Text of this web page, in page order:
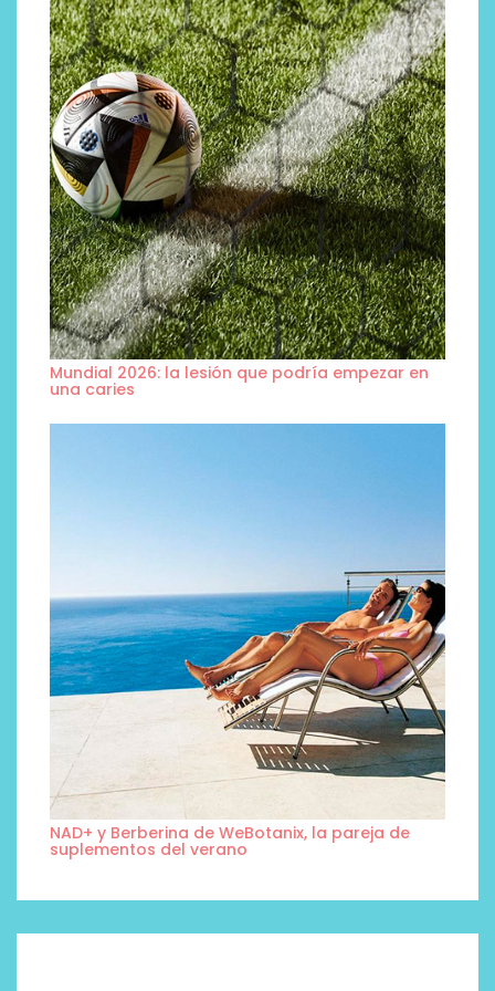
Mundial 2026: la lesión que podría empezar en
una caries
NAD+ y Berberina de WeBotanix, la pareja de
suplementos del verano